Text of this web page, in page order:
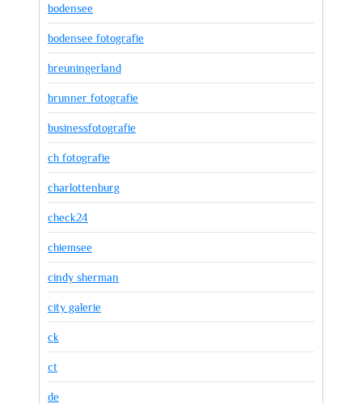
bodensee
bodensee fotografie
breuningerland
brunner fotografie
businessfotografie
ch fotografie
charlottenburg
check24
chiemsee
cindy sherman
city galerie
ck
ct
de